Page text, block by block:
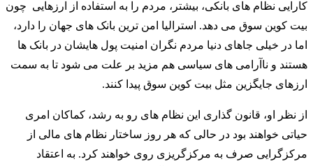
کارایی نظام های بانکی، بیشتر، مردم را به استفاده از ارزهایی چون
بیت کوین سوق می دهد. استرالیا امن ترین بانک های جهان را دارد،
اما در خیلی جاهای دنیا مردم نگران امنیت پول هایشان در بانک ها
هستند و ناآرامی های سیاسی هم مزید بر علت می شود تا به سمت
ارزهای جایگزین مثل بیت کوین سوق پیدا کنند.
از نظر او، قانون گذاری این نظام های رو به رشد، کماکان امری
حیاتی خواهند بود در حالی که هر روز ساختار نظام های مالی از
مرکزگرایی صرف به مرکزگریزی روی خواهند کرد. به اعتقاد